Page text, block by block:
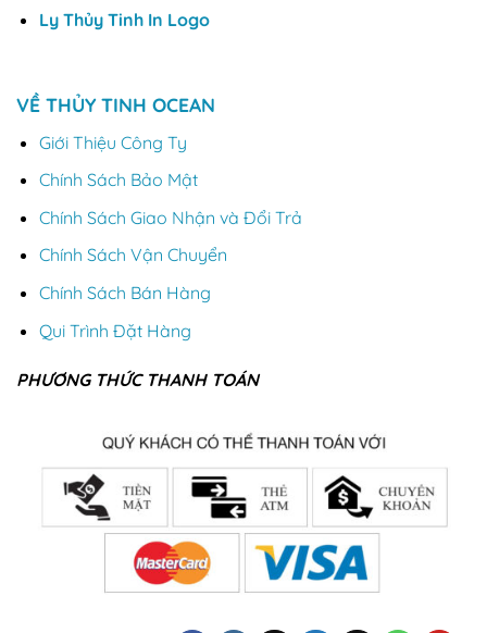
Ly Thủy Tinh In Logo
VỀ THỦY TINH OCEAN
Giới Thiệu Công Ty
Chính Sách Bảo Mật
Chính Sách Giao Nhận và Đổi Trả
Chính Sách Vận Chuyển
Chính Sách Bán Hàng
Qui Trình Đặt Hàng
PHƯƠNG THỨC THANH TOÁN